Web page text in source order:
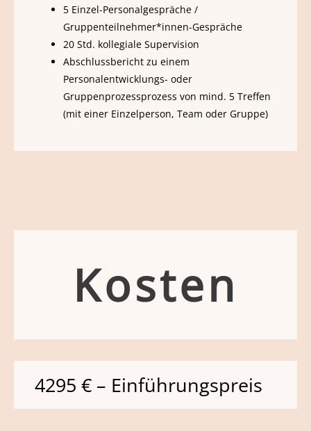
5 Einzel-Personalgespräche /
Gruppenteilnehmer*innen-Gespräche
20 Std. kollegiale Supervision
Abschlussbericht zu einem
Personalentwicklungs- oder
Gruppenprozessprozess von mind. 5 Treffen
(mit einer Einzelperson, Team oder Gruppe)
Kosten
4295 € – Einführungspreis